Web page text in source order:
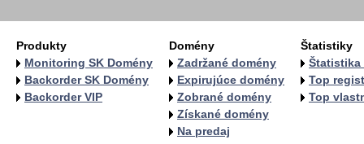
Produkty
Monitoring SK Domény
Backorder SK Domény
Backorder VIP
Domény
Zadržané domény
Expirujúce domény
Zobrané domény
Získané domény
Na predaj
Štatistiky
Štatistika
Top
Top